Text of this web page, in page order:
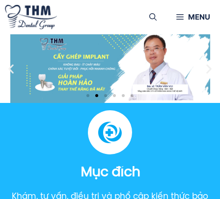
MENU
Mục đích
Khám, tư vấn, điều trị và phổ cập kiến thức bảo